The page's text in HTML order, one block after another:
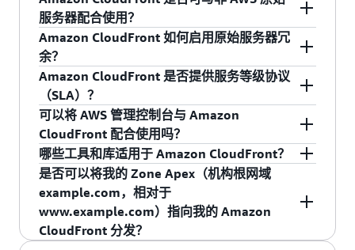
通过简单的 API 调用在 Amazon CloudFront 上
注册您的原始服务器。此调用将返回一个
CloudFront.net 域名，您可以使用该域名，通
过 Amazon CloudFront 服务从您的原始服务器
分发内容。例如，您可以注册 Amazon S3 存
储段“bucketname.s3.amazonaws.com”作为所
有静态内容的来源，并注册一个 Amazon EC2
实例“dynamic.myoriginserver.com”作为所有
动态内容的来源。然后，使用 API 或 AWS 管
理控制台，您可以创建可能返回
“abc123.cloudfront.net”作为分配域名的
Amazon CloudFront 分配。
将 cloudfront.net 域名或您创建的 CNAME 别
Amazon CloudFront 使用其他优化措施（例如更
广的 TCP 初始拥塞窗口），在将您的内容传输至
查看者时提供更高的性能。
针对同一文件发出的多个同步查看者请求重叠到
向原始服务器发出的单个请求中。这样可以降低
原始服务器上的负载，从而减少扩展原始基础设
施的需求，以实现进一步成本节省。
此外，如果您正在使用的是 AWS 原始服务器（如
Amazon S3、Amazon EC2 等），我们将
不再收取
向 Amazon CloudFront 传输 AWS 数据的费
用。这适用于从所有 AWS 区域向全球 CloudFront
边缘站点的数据传输。
AWS 能够跟踪和调节原始路由、监控系统运行状
况并在出现任何问题时快速响应，而且 Amazon
CloudFront 与其他 AWS 产品相集成，因而性能、
可靠性和易用性得到了改进，让您从中受益。您
还可以针对单个站点上的不同类型内容使用不同
来源（例如将 Amazon S3 作为静态数据元来源、
将 Amazon EC2 作为动态内容来源、将自定义来
源用于第三方内容），这能为您带来诸多便利，
而且只需为实际用量付费。
容传输的优势，而无需谈判合同，也无需支付高
价格。Amazon CloudFront 让所有开发人员能够
在自助服务模式下享受仅按实际用量付费的低定
价。它还与其他 Amazon Web Services 紧密集
成，让开发人员从中受益。该解决方案能够作为
原始服务器简单地与 Amazon S3、Amazon EC2
和 Elastic Load Balancing 配合使用，为开发人员
提供持久化存储与高性能传输的强大结合。
Amazon CloudFront 还与 Amazon Route 53 和
AWS CloudFormation 相集成，提供进一步性能优
势和简单配置。
Amazon CloudFront 支持可以使用 HTTP 或
WebSocket 协议发送的内容。其中包括动态网页
和应用程序，例如 HTML 或 PHP 页面或基于
WebSocket 的应用程序，以及作为 Web 应用程序
一部分的任何常用静态文件，例如网站图像、音
频、视频、媒体文件或软件下载。Amazon
CloudFront 还支持通过 HTTP 分发实时或点播媒
体流。
服务器配合使用？
可以。Amazon CloudFront 可与保存原始、最终
版本内容（包括静态和动态）的任何原始服务器
配合使用。使用自定义原始服务器不收取任何额
外费用。
Amazon CloudFront 如何启用原始服务器冗
余？
对于您添加到 CloudFront 分发的每个源，您可以
分配一个备份源，以便在主要源不可用时自动提
供流量服务。您可以选择 HTTP 4xx/5xx 状态代码
的组合，当从主要源返回这些状态码时，它们将
会触发备份源的失效转移。这两个源可以是 AWS
源和非 AWS 源的任意组合。
Amazon CloudFront 是否提供服务等级协议
（SLA）？
是的。如果客户的月度正常运行时间百分比在任
何账单周期内低于我们的服务承诺，Amazon
CloudFront SLA 将提供服务补偿。可在此处找到
更多信息。
可以将 AWS 管理控制台与 Amazon
CloudFront 配合使用吗？
可以。您可以使用 AWS 管理控制台，通过简单的
点击式 Web 界面来配置和管理 Amazon
CloudFront。AWS 管理控制台支持 Amazon
CloudFront 的大部分功能，让您能够利用
Amazon CloudFront 的低延迟传输，而无需编写
哪些工具和库适用于 Amazon CloudFront？
在我们的
资源中心，提供了各种用于管理 Amazon
CloudFront 分发的工具和适用于各种编程语言的
库。
是否可以将我的 Zone Apex（机构根网域
example.com，相对于
www.example.com）指向我的 Amazon
CloudFront 分发？